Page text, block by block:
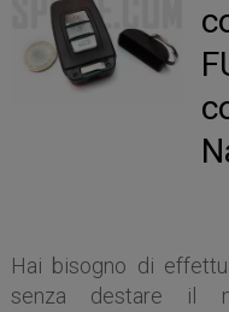
Hai bisogno di
senza destare il